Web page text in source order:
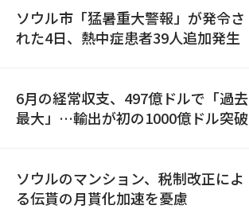
ソウル市「猛暑重大警報」が発令さ
れた4日、熱中症患者39人追加発生
6月の経常収支、497億ドルで「過去
最大」…輸出が初の1000億ドル突破
ソウルのマンション、税制改正によ
る伝貰の月貰化加速を憂慮